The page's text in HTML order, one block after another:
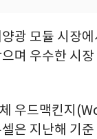
광 모듈 시장
며 우수한 시장
우드맥킨지
은 지난해 기